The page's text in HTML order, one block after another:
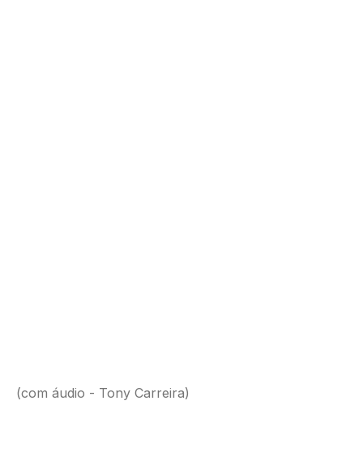
(com áudio - Tony Carreira)